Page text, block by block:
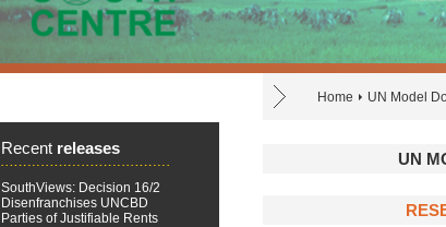
Home UN Model
Recent releases
SouthViews: Decision 16/2
Disenfranchises UNCBD
Parties of Justifiable Rents
UN